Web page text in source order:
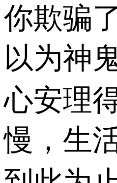
你欺骗
以为神
心安理
慢，生